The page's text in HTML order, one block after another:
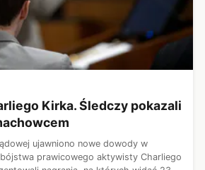
Kirka. Śledczy pokazali
ujawniono nowe dowody w
prawicowego aktywisty Charliego